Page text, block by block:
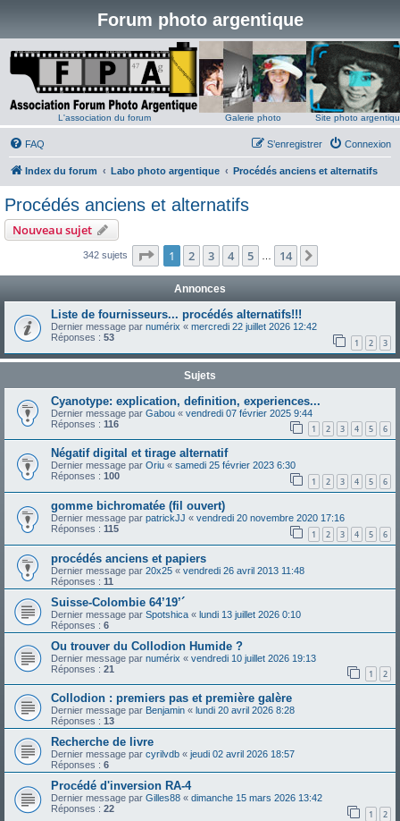
Forum photo argentique
L'association du forum Galerie photo Site photo
FAQ Connexion
S’enregistrer
Index du forum Labo photo argentique Procédés anciens et alternatifs
Procédés anciens et alternatifs
Nouveau sujet
342 sujets Page 1sur14
1 2 3 4 5 14
Annonces
Liste de fournisseurs... procédés alternatifs!!!
Dernier message par numérix « mercredi 22 juillet 2026 12:42
Réponses : 53 1 2 3
Sujets
Cyanotype: explication, definition, experiences...
Dernier message par Gabou « vendredi 07 février 2025 9:44
Réponses : 116 1 2 3 4 5 6
Négatif digital et tirage alternatif
Dernier message par Oriu « samedi 25 février 2023 6:30
Réponses : 100 1 2 3 4 5 6
gomme bichromatée (fil ouvert)
Dernier message par patrickJJ « vendredi 20 novembre 2020 17:16
Réponses : 115 1 2 3 4 5 6
procédés anciens et papiers
Dernier message par 20x25 « vendredi 26 avril 2013 11:48
Réponses : 11
Suisse-Colombie 64’19’´
Dernier message par Spotshica « lundi 13 juillet 2026 0:10
Réponses : 6
Ou trouver du Collodion Humide ?
Dernier message par numérix « vendredi 10 juillet 2026 19:13
Réponses : 21 1 2
Collodion : premiers pas et première galère
Dernier message par Benjamin « lundi 20 avril 2026 8:28
Réponses : 13
Recherche de livre
Dernier message par cyrilvdb « jeudi 02 avril 2026 18:57
Réponses : 6
Procédé d'inversion RA-4
Dernier message par Gilles88 « dimanche 15 mars 2026 13:42
Réponses : 22 1 2